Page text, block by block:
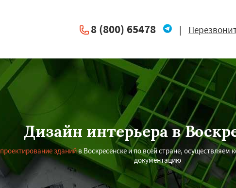
8 (800) 65478 |
Дизайн интерьера в
проектирование зданийв Воскресенске и по всей стране,
документацию